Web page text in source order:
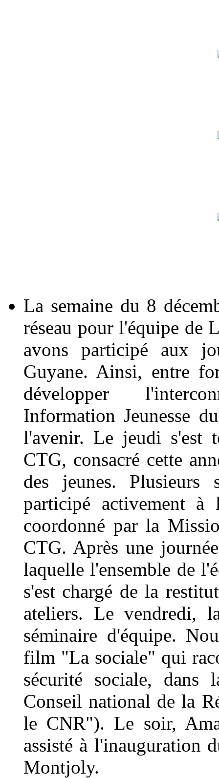
La semaine du 8
réseau pour l'équipe de
avons participé aux
Guyane. Ainsi, entre
développer
Information Jeunesse
l'avenir. Le jeudi s'est
CTG, consacré cette
des jeunes.
participé activement à
coordonné par la
CTG. Après une
laquelle l'ensemble de
s'est chargé de la
ateliers. Le vendredi,
séminaire d'équipe.
film "La sociale" qui
sécurité sociale, dans
Conseil national de la
le CNR"). Le soir,
assisté à l'inauguration
Montjoly.